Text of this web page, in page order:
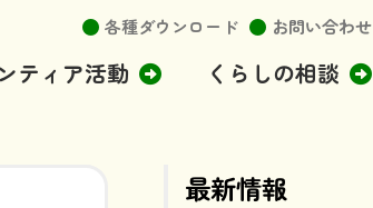
各種ダウンロード お問い合わせ
ティア活動 くらしの相談
最新情報